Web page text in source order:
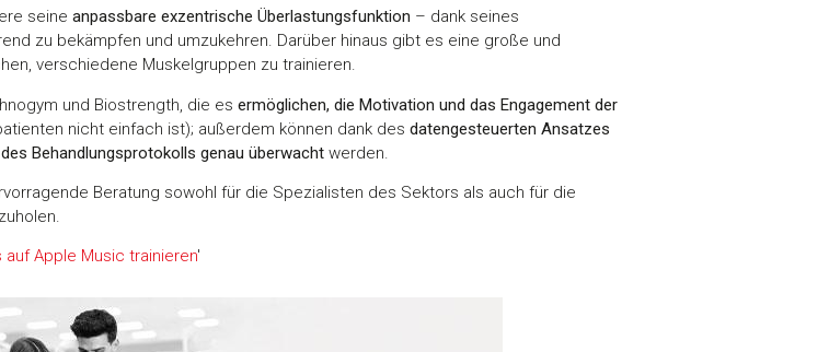
seine anpassbare exzentrische Überlastungsfunktion – dank seines
zu bekämpfen und umzukehren. Darüber hinaus gibt es eine große und
verschiedene Muskelgruppen zu trainieren.
und Biostrength, die es ermöglichen, die Motivation und das Engagement der
nicht einfach ist); außerdem können dank des datengesteuerten Ansatzes
Behandlungsprotokolls genau überwacht werden.
Beratung sowohl für die Spezialisten des Sektors als auch für die
Apple Music trainieren'